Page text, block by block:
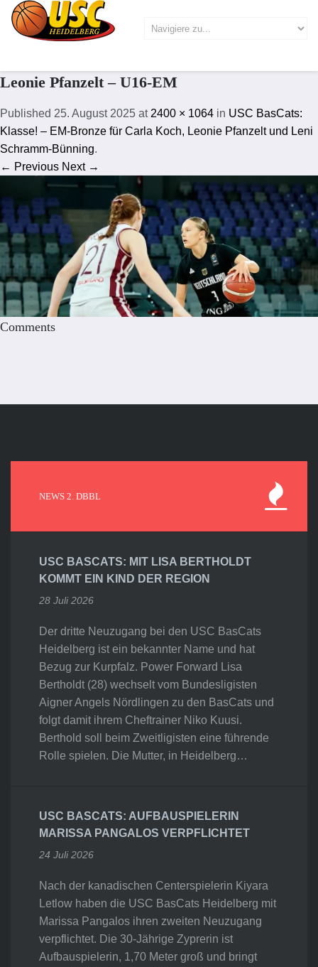
Leonie Pfanzelt – U16-EM
Published 25. August 2025 at 2400 × 1064 in USC BasCats:
Klasse! – EM-Bronze für Carla Koch, Leonie Pfanzelt und Leni
Schramm-Bünning.
← Previous Next →
Comments
NEWS 2. DBBL
USC BASCATS: MIT LISA BERTHOLDT
KOMMT EIN KIND DER REGION
28 Juli 2026
Der dritte Neuzugang bei den USC BasCats
Heidelberg ist ein bekannter Name und hat
Bezug zur Kurpfalz. Power Forward Lisa
Bertholdt (28) wechselt vom Bundesligisten
Aigner Angels Nördlingen zu den BasCats und
folgt damit ihrem Cheftrainer Niko Kuusi.
Berthold soll beim Zweitligisten eine führende
Rolle spielen. Die Mutter, in Heidelberg…
USC BASCATS: AUFBAUSPIELERIN
MARISSA PANGALOS VERPFLICHTET
24 Juli 2026
Nach der kanadischen Centerspielerin Kiyara
Letlow haben die USC BasCats Heidelberg mit
Marissa Pangalos ihren zweiten Neuzugang
verpflichtet. Die 30-Jährige Zyprerin ist
Aufbauspielerin, 1,70 Meter groß und bringt